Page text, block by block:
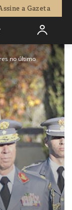
a Gazeta
no último